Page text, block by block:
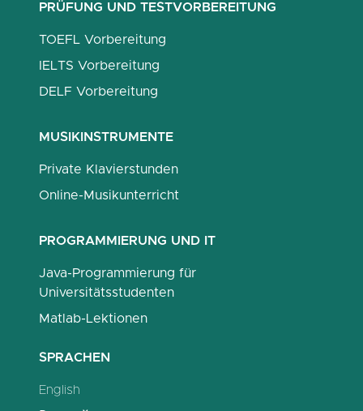
PRÜFUNG UND TESTVORBEREITUNG
TOEFL Vorbereitung
IELTS Vorbereitung
DELF Vorbereitung
MUSIKINSTRUMENTE
Private Klavierstunden
Online-Musikunterricht
PROGRAMMIERUNG UND IT
Java-Programmierung für
Universitätsstudenten
Matlab-Lektionen
SPRACHEN
English